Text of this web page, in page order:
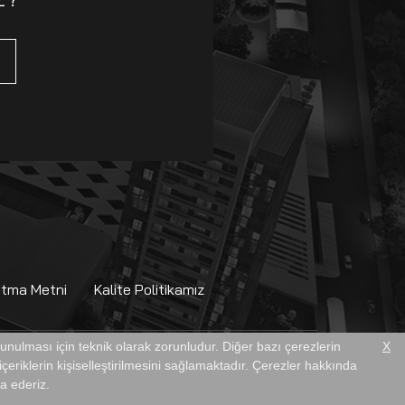
Metni Kalite Politikamız
X
için teknik olarak zorunludur. Diğer bazı çerezlerin
kişiselleştirilmesini sağlamaktadır. Çerezler hakkında
ederiz.